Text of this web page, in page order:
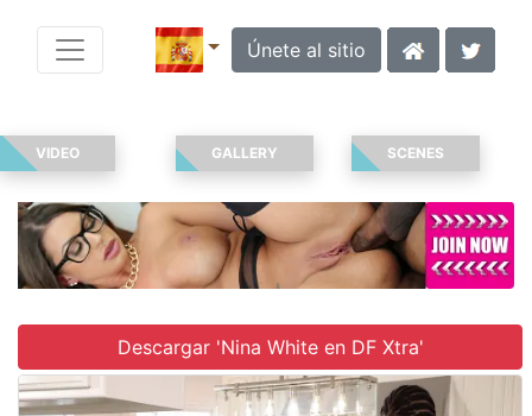
Únete al sitio
VIDEO GALLERY SCENES
Descargar 'Nina White en DF Xtra'